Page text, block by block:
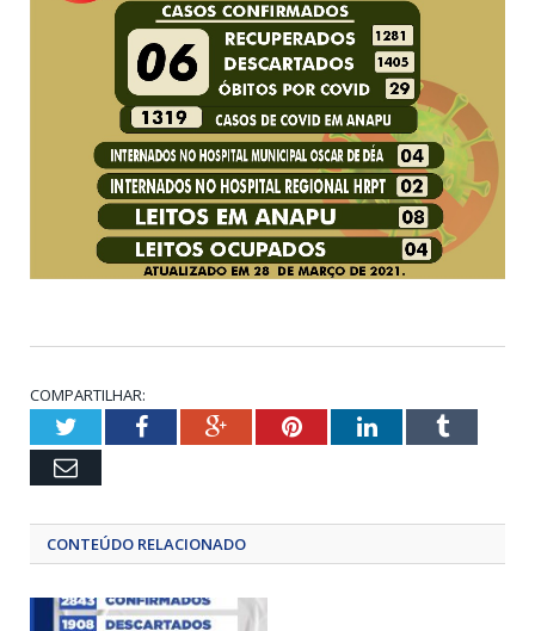
COMPARTILHAR:
TwitterFacebookGoogle+PinterestLinkedInTumblr
Email
CONTEÚDO RELACIONADO